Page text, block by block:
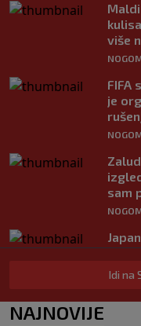
više
FIFA
je
sam
sreo
ko je
Idi na
NAJNOVIJE